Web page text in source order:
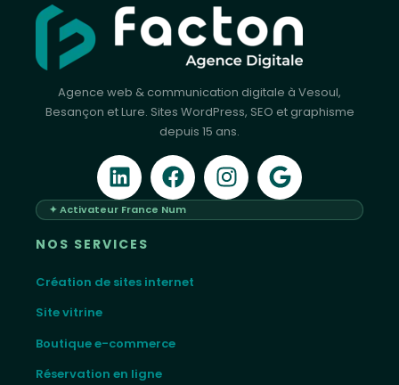
Agence web & communication digitale à Vesoul,
Besançon et Lure. Sites WordPress, SEO et graphisme
depuis 15 ans.
✦ Activateur France Num
NOS SERVICES
Création de sites internet
Site vitrine
Boutique e-commerce
Réservation en ligne